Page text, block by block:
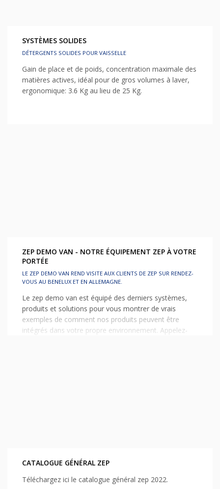
SYSTÈMES SOLIDES
DÉTERGENTS SOLIDES POUR VAISSELLE
Gain de place et de poids, concentration maximale des
matières actives, idéal pour de gros volumes à laver,
ergonomique: 3.6 Kg au lieu de 25 Kg.
ZEP DEMO VAN - NOTRE ÉQUIPEMENT ZEP À VOTRE
PORTÉE
LE ZEP DEMO VAN REND VISITE AUX CLIENTS DE ZEP SUR RENDEZ-
VOUS AU BENELUX ET EN ALLEMAGNE.
Le zep demo van est équipé des derniers systèmes,
produits et solutions pour vous montrer de vrais
exemples de comment nos produits peuvent être
intégrés dans votre propre environnement. Appelez-
CATALOGUE GÉNÉRAL ZEP
Téléchargez ici le catalogue général zep 2022.